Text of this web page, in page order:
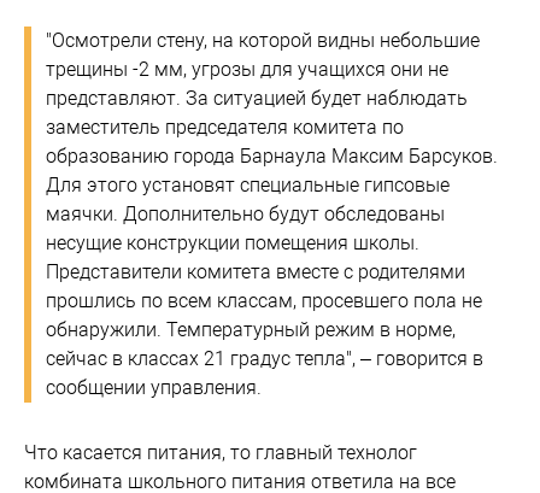
"Осмотрели стену, на которой видны небольшие
трещины -2 мм, угрозы для учащихся они не
представляют. За ситуацией будет наблюдать
заместитель председателя комитета по
образованию города Барнаула Максим Барсуков.
Для этого установят специальные гипсовые
маячки. Дополнительно будут обследованы
несущие конструкции помещения школы.
Представители комитета вместе с родителями
прошлись по всем классам, просевшего пола не
обнаружили. Температурный режим в норме,
сейчас в классах 21 градус тепла", – говорится в
сообщении управления.
Что касается питания, то главный технолог
комбината школьного питания ответила на все